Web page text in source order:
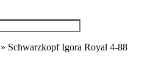
» Schwarzkopf Igora Royal 4-88